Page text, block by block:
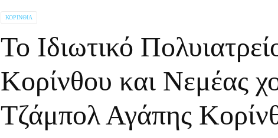
ΚΟΡΙΝΘΊΑ
Το Ιδιωτικό
Κορίνθου και Νεμέας
Τζάμπολ Αγάπης